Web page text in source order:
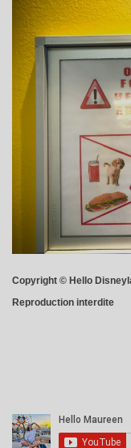
Copyright © Hello
Reproduction interdite